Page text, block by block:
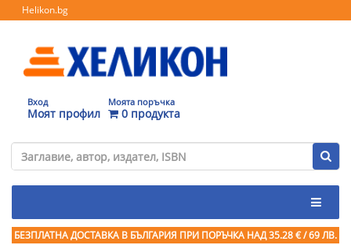
Helikon.bg
Вход
Моят профил
Моята поръчка
0 продукта
БЕЗПЛАТНА ДОСТАВКА В БЪЛГАРИЯ ПРИ ПОРЪЧКА НАД 35.28 € / 69 ЛВ.